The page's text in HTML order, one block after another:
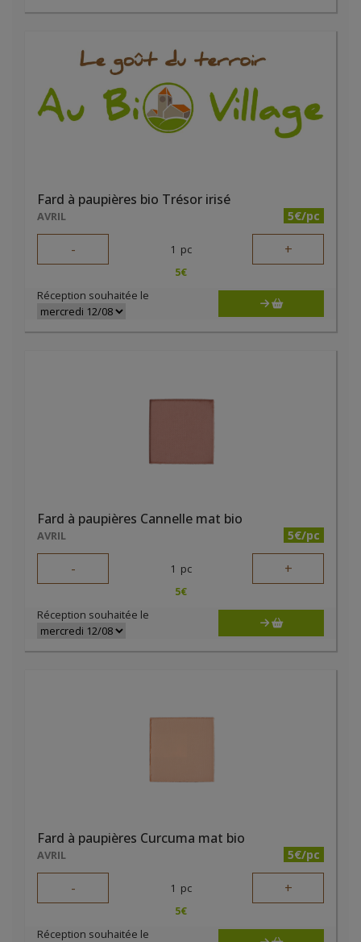
Fard à paupières bio Trésor irisé
AVRIL 5€/pc
- 1 pc +
5€
Réception souhaitée le
Fard à paupières Cannelle mat bio
AVRIL 5€/pc
- 1 pc +
5€
Réception souhaitée le
Fard à paupières Curcuma mat bio
AVRIL 5€/pc
- 1 pc +
5€
Réception souhaitée le